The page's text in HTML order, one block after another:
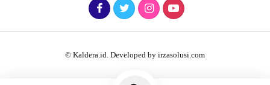
© Kaldera.id. Developed by irzasolusi.com